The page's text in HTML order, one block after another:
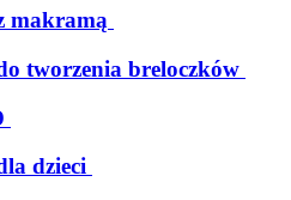
makramą
tworzenia breloczków
dzieci